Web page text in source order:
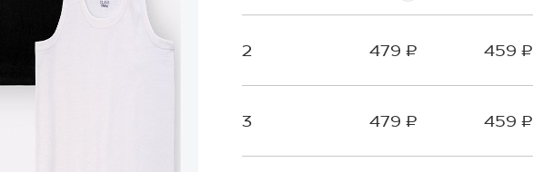
2 479 ₽ 459 ₽
3 479 ₽ 459 ₽